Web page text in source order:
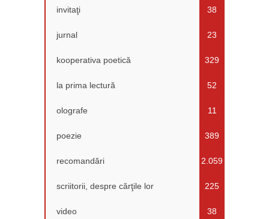
invitaţi 38
jurnal 23
kooperativa poetică 329
la prima lectură 52
olografe 11
poezie 389
recomandări 2.059
scriitorii, despre cărţile lor 225
video 38